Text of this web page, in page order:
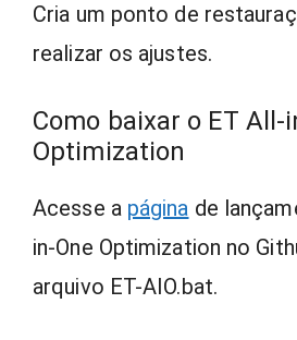
Cria um ponto de
realizar os ajustes.
Como baixar o ET All-
Optimization
Acesse a página de
in-One Optimization no
arquivo ET-AIO.bat.